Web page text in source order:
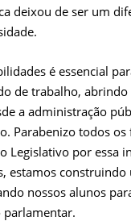
deixou de ser um
é essencial
de trabalho,
a administração
Parabenizo todos os
Legislativo por essa
estamos
nossos alunos